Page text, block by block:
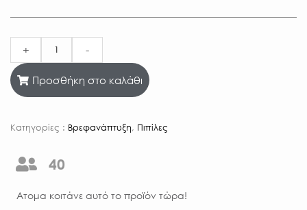
+ -
Προσθήκη στο καλάθι
Κατηγορίες : Βρεφανάπτυξη, Πιπίλες
40
Aτομα κοιτάνε αυτό το προϊόν τώρα!